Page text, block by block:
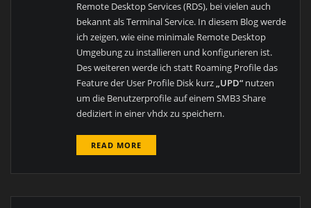
Remote Desktop Services (RDS), bei vielen auch
bekannt als Terminal Service. In diesem Blog werde
ich zeigen, wie eine minimale Remote Desktop
Umgebung zu installieren und konfigurieren ist.
Des weiteren werde ich statt Roaming Profile das
Feature der User Profile Disk kurz„UPD“ nutzen
um die Benutzerprofile auf einem SMB3 Share
dediziert in einer vhdx zu speichern.
READ MORE